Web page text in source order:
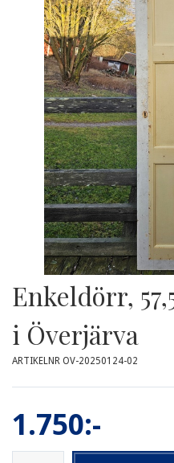
Enkeldörr,
i Överjärva
ARTIKELNR OV-20250124-02
1.750:-